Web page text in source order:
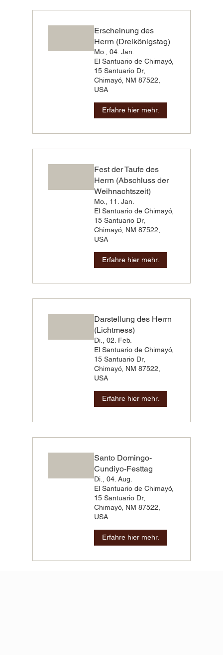
Erscheinung des
Herrn (Dreikönigstag)
Mo., 04. Jan.
El Santuario de Chimayó,
15 Santuario Dr,
Chimayó, NM 87522,
USA
Erfahre hier mehr.
Fest der Taufe des
Herrn (Abschluss der
Weihnachtszeit)
Mo., 11. Jan.
El Santuario de Chimayó,
15 Santuario Dr,
Chimayó, NM 87522,
USA
Erfahre hier mehr.
Darstellung des Herrn
(Lichtmess)
Di., 02. Feb.
El Santuario de Chimayó,
15 Santuario Dr,
Chimayó, NM 87522,
USA
Erfahre hier mehr.
Santo Domingo-
Cundiyo-Festtag
Di., 04. Aug.
El Santuario de Chimayó,
15 Santuario Dr,
Chimayó, NM 87522,
USA
Erfahre hier mehr.